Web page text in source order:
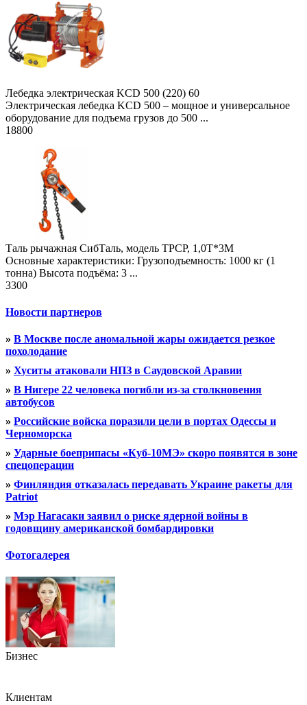
Лебедка электрическая KCD 500 (220) 60
Электрическая лебедка KCD 500 – мощное и универсальное
оборудование для подъема грузов до 500 ...
18800
Таль рычажная СибТаль, модель ТРСР, 1,0Т*3М
Основные характеристики: Грузоподъемность: 1000 кг (1
тонна) Высота подъёма: 3 ...
3300
Новости партнеров
» В Москве после аномальной жары ожидается резкое
похолодание
» Хуситы атаковали НПЗ в Саудовской Аравии
» В Нигере 22 человека погибли из-за столкновения
автобусов
» Российские войска поразили цели в портах Одессы и
Черноморска
» Ударные боеприпасы «Куб-10МЭ» скоро появятся в зоне
спецоперации
» Финляндия отказалась передавать Украине ракеты для
Patriot
» Мэр Нагасаки заявил о риске ядерной войны в
годовщину американской бомбардировки
Фотогалерея
Бизнес
Клиентам